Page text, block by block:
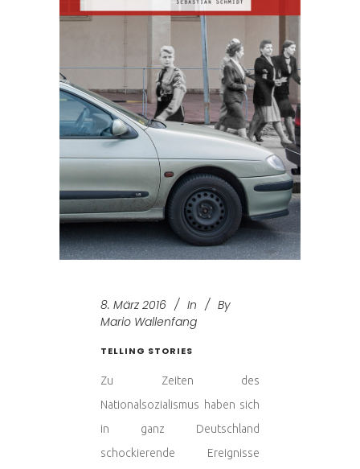
8. März 2016 In
By
Mario Wallenfang
TELLING STORIES
Zu Zeiten des
Nationalsozialismus haben sich
in ganz Deutschland
schockierende Ereignisse